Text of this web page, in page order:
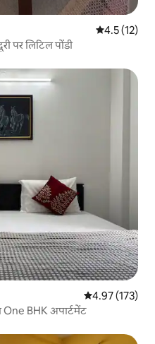
औसत रेटिंग 5
4.5 (12)
पर लिटिल पोंडी
औसत रेटिंग 5 में से
4.97 (173)
One BHK अपार्टमेंट